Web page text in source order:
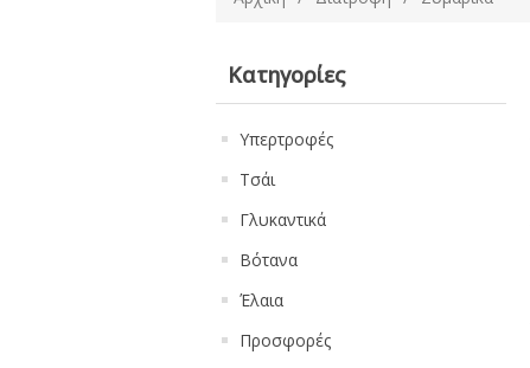
Κατηγορίες
Υπερτροφές
Τσάι
Γλυκαντικά
Βότανα
Έλαια
Προσφορές